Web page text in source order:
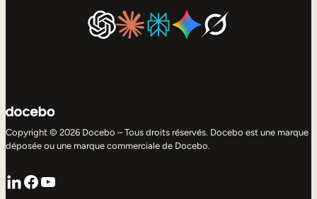
Copyright © 2026 Docebo – Tous droits réservés. Docebo est une marque
déposée ou une marque commerciale de Docebo.
LinkedIn
Facebook
YouTube